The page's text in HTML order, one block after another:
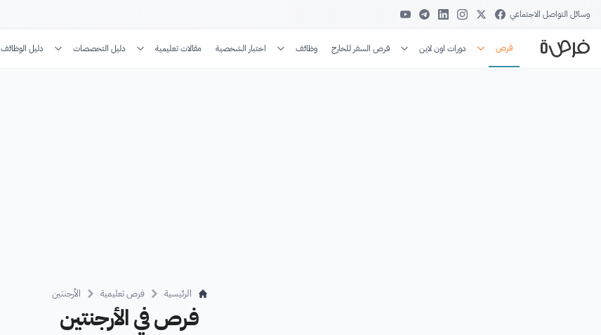
وسائل التواصل الاجتماعي
فرص دورات اون لاين فرص السفر للخارج وظائف اختبار الشخصية مقالات تعليمية دليل التخصصات دليل الوظائف
الرئيسية فرص تعليمية الأرجنتين
فرص في الأرجنتين